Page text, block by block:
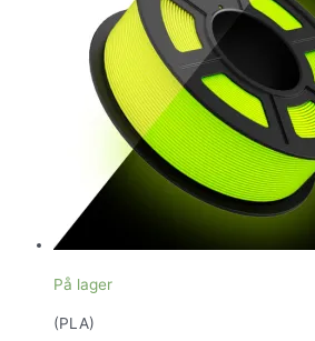
På lager
(PLA)